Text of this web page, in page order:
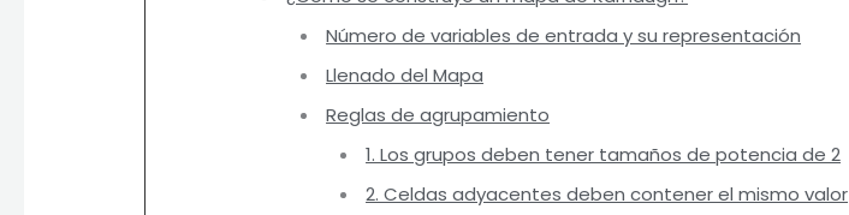
Número de variables de entrada y su representación
Llenado del Mapa
Reglas de agrupamiento
1. Los grupos deben tener tamaños de potencia de 2
2. Celdas adyacentes deben contener el mismo valor